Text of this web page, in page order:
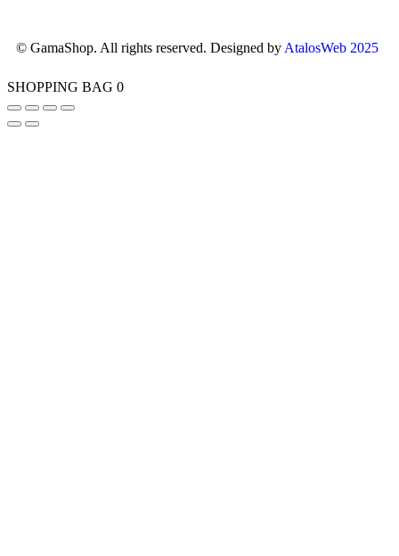
© GamaShop. All rights reserved. Designed by AtalosWeb 2025
SHOPPING BAG 0